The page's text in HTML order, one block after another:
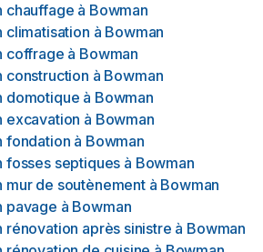
chauffage à Bowman
climatisation à Bowman
coffrage à Bowman
construction à Bowman
domotique à Bowman
excavation à Bowman
fondation à Bowman
fosses septiques à Bowman
mur de soutènement à Bowman
pavage à Bowman
rénovation après sinistre à Bowman